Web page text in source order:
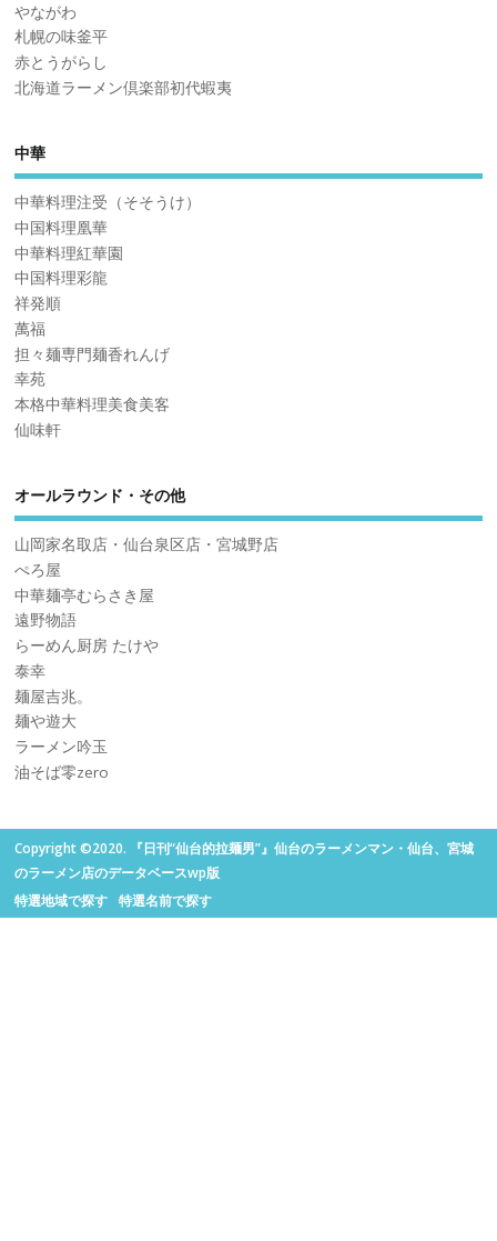
やながわ
札幌の味釜平
赤とうがらし
北海道ラーメン倶楽部初代蝦夷
中華
中華料理注受（そそうけ）
中国料理凰華
中華料理紅華園
中国料理彩龍
祥発順
萬福
担々麺専門麺香れんげ
幸苑
本格中華料理美食美客
仙味軒
オールラウンド・その他
山岡家名取店・仙台泉区店・宮城野店
ぺろ屋
中華麺亭むらさき屋
遠野物語
らーめん厨房 たけや
泰幸
麺屋吉兆。
麺や遊大
ラーメン吟玉
油そば零zero
Copyright ©2020. 『日刊“仙台的拉麺男”』仙台のラーメンマン・仙台、宮城
のラーメン店のデータベースwp版
特選地域で探す
特選名前で探す